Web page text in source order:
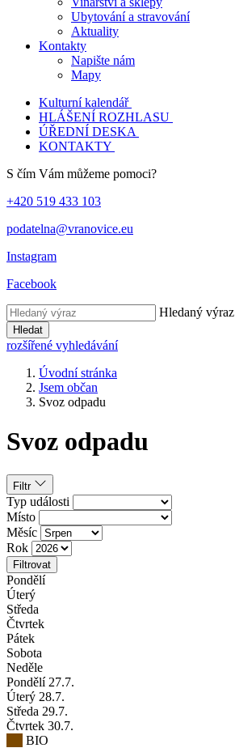
Ubytování a stravování
Aktuality
Kontakty
Napište nám
Mapy
Kulturní kalendář
HLÁŠENÍ ROZHLASU
ÚŘEDNÍ DESKA
KONTAKTY
S čím Vám můžeme pomoci?
+420 519 433 103
podatelna@vranovice.eu
Instagram
Facebook
Hledaný výraz
Hledat
rozšířené vyhledávání
Úvodní stránka
Jsem občan
Svoz odpadu
Svoz odpadu
Filtr
Typ události
Místo
Měsíc
Rok
Filtrovat
Pondělí
Úterý
Středa
Čtvrtek
Pátek
Sobota
Neděle
Pondělí 27.7.
Úterý 28.7.
Středa 29.7.
Čtvrtek 30.7.
BIO